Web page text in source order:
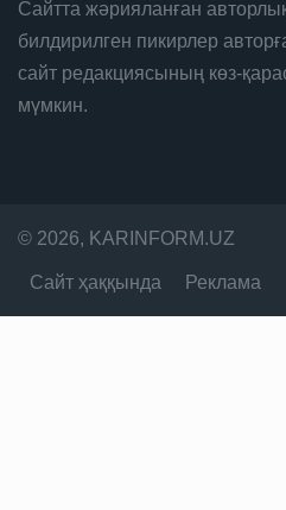
Сайтта жәрияланған
билдирилген пикирлер
сайт редакциясының көз-
мүмкин.
© 2026, KARINFORM.UZ
Сайт ҳаққында Реклама